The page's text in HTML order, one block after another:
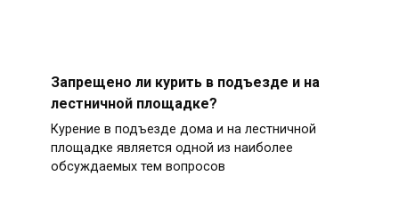
Запрещено ли курить в подъезде и на
лестничной площадке?
Курение в подъезде дома и на лестничной
площадке является одной из наиболее
обсуждаемых тем вопросов